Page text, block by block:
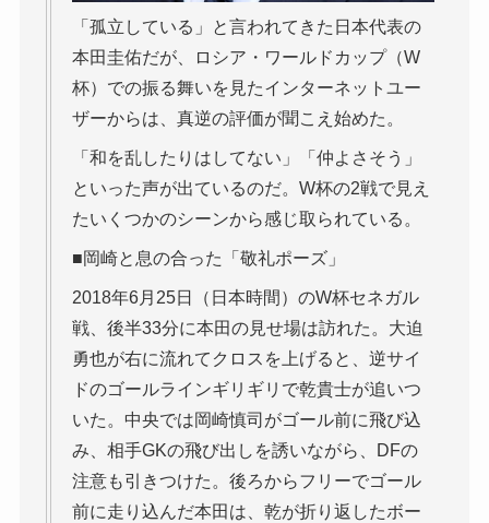
「孤立している」と言われてきた日本代表の
本田圭佑だが、ロシア・ワールドカップ（W
杯）での振る舞いを見たインターネットユー
ザーからは、真逆の評価が聞こえ始めた。
「和を乱したりはしてない」「仲よさそう」
といった声が出ているのだ。W杯の2戦で見え
たいくつかのシーンから感じ取られている。
■岡崎と息の合った「敬礼ポーズ」
2018年6月25日（日本時間）のW杯セネガル
戦、後半33分に本田の見せ場は訪れた。大迫
勇也が右に流れてクロスを上げると、逆サイ
ドのゴールラインギリギリで乾貴士が追いつ
いた。中央では岡崎慎司がゴール前に飛び込
み、相手GKの飛び出しを誘いながら、DFの
注意も引きつけた。後ろからフリーでゴール
前に走り込んだ本田は、乾が折り返したボー